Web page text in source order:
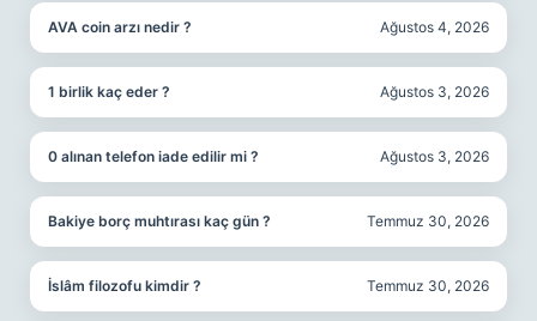
AVA coin arzı nedir ? Ağustos 4, 2026
1 birlik kaç eder ? Ağustos 3, 2026
0 alınan telefon iade edilir mi ? Ağustos 3, 2026
Bakiye borç muhtırası kaç gün ? Temmuz 30, 2026
İslâm filozofu kimdir ? Temmuz 30, 2026